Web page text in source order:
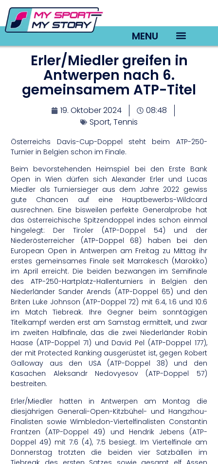
MENU
Erler/Miedler greifen in
Antwerpen nach 6.
gemeinsamem ATP-Titel
19. Oktober 2024
08:48
Sport,Tennis
Österreichs Davis-Cup-Doppel steht beim ATP-250-
Turnier in Belgien schon im Finale.
Beim bevorstehenden Heimspiel bei den Erste Bank
Open in Wien dürfen sich Alexander Erler und Lucas
Miedler als Turniersieger aus dem Jahre 2022 gewiss
gute Chancen auf eine Hauptbewerbs-Wildcard
ausrechnen. Eine bisweilen perfekte Generalprobe hat
das österreichische Spitzendoppel indes schon einmal
hingelegt: Der Tiroler (ATP-Doppel 54) und der
Niederösterreicher (ATP-Doppel 68) haben bei den
European Open in Antwerpen am Freitag zu Mittag ihr
erstes gemeinsames Finale seit Marrakesch (Marokko)
im April erreicht. Die beiden bezwangen im Semifinale
des ATP-250-Hartplatz-Hallenturniers in Belgien den
Niederländer Sander Arends (ATP-Doppel 65) und den
Briten Luke Johnson (ATP-Doppel 72) mit 6:4, 1:6 und 10:6
im Match Tiebreak. Ihre Gegner beim sonntägigen
Titelkampf werden erst am Samstag ermittelt, und zwar
im zweiten Halbfinale, das die zwei Niederländer Robin
Haase (ATP-Doppel 71) und David Pel (ATP-Doppel 177),
der mit Protected Ranking ausgerüstet ist, gegen Robert
Galloway aus den USA (ATP-Doppel 38) und den
Kasachen Aleksandr Nedovyesov (ATP-Doppel 57)
bestreiten.
Erler/Miedler hatten in Antwerpen am Montag die
diesjährigen Generali-Open-Kitzbühel- und Hangzhou-
Finalisten sowie Wimbledon-Viertelfinalisten Constantin
Frantzen (ATP-Doppel 49) und Hendrik Jebens (ATP-
Doppel 49) mit 7:6 (4), 7:5 besiegt. Im Viertelfinale am
Donnerstag trotzten die beiden vier Satzbällen im